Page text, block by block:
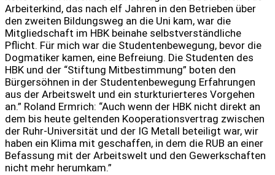
Arbeiterkind, das nach elf Jahren in den Betrieben über
den zweiten Bildungsweg an die Uni kam, war die
Mitgliedschaft im HBK beinahe selbstverständliche
Pflicht. Für mich war die Studentenbewegung, bevor die
Dogmatiker kamen, eine Befreiung. Die Studenten des
HBK und der “Stiftung Mitbestimmung” boten den
Bürgersöhnen in der Studentenbewegung Erfahrungen
aus der Arbeitswelt und ein sturkturierteres Vorgehen
an.” Roland Ermrich: “Auch wenn der HBK nicht direkt an
dem bis heute geltenden Kooperationsvertrag zwischen
der Ruhr-Universität und der IG Metall beteiligt war, wir
haben ein Klima mit geschaffen, in dem die RUB an einer
Befassung mit der Arbeitswelt und den Gewerkschaften
nicht mehr herumkam.”